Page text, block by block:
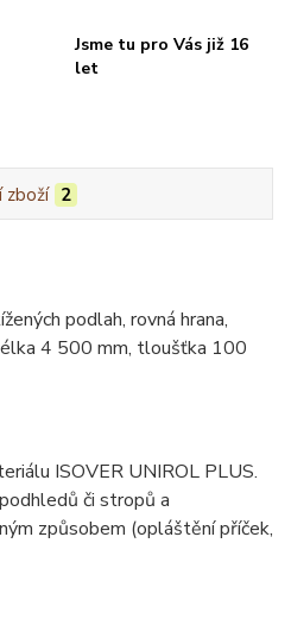
Jsme tu pro Vás již 16
let
zboží 2
podlah, rovná hrana,
4 500 mm, tloušťka 100
ISOVER UNIROL PLUS.
či stropů a
způsobem (opláštění příček,